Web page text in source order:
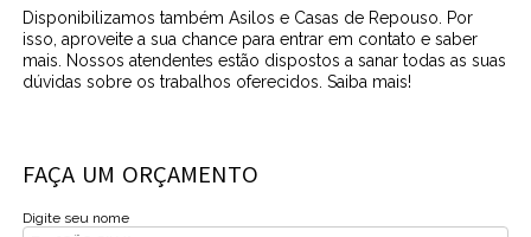
Disponibilizamos também Asilos e Casas de Repouso. Por
isso, aproveite a sua chance para entrar em contato e saber
mais. Nossos atendentes estão dispostos a sanar todas as suas
dúvidas sobre os trabalhos oferecidos. Saiba mais!
FAÇA UM ORÇAMENTO
Digite seu nome